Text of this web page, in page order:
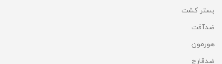
بستر کشت
ضدآفت
هورمون
ضدقارچ